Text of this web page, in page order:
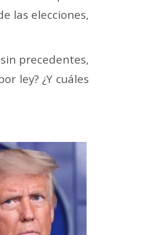
las elecciones,
precedentes,
ley? ¿Y cuáles